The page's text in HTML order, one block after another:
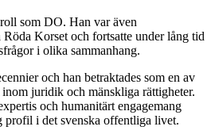
som DO. Han var även
Röda Korset och fortsatte under lång tid
i olika sammanhang.
och han betraktades som en av
inom juridik och mänskliga rättigheter.
och humanitärt engagemang
i det svenska offentliga livet.